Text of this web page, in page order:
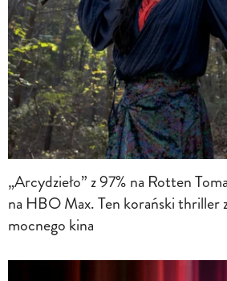
„Arcydzieło” z 97% na Rotten
na HBO Max. Ten korański thriller
mocnego kina